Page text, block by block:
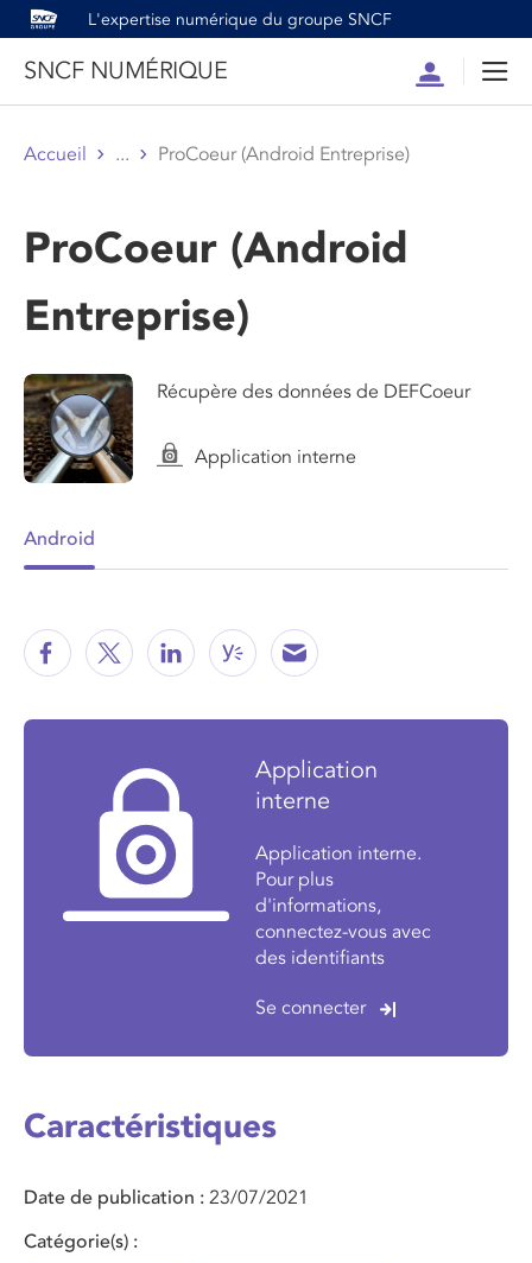
L'expertise numérique du groupe SNCF
SNCF NUMÉRIQUE
Compte
Accueil ... ProCoeur (Android Entreprise)
ProCoeur (Android
Entreprise)
Récupère des données de DEFCoeur
Application interne
Android
Application
interne
Application interne.
Pour plus
d'informations,
connectez-vous avec
des identifiants
Se connecter
Caractéristiques
Date de publication
23/07/2021
Catégorie(s)